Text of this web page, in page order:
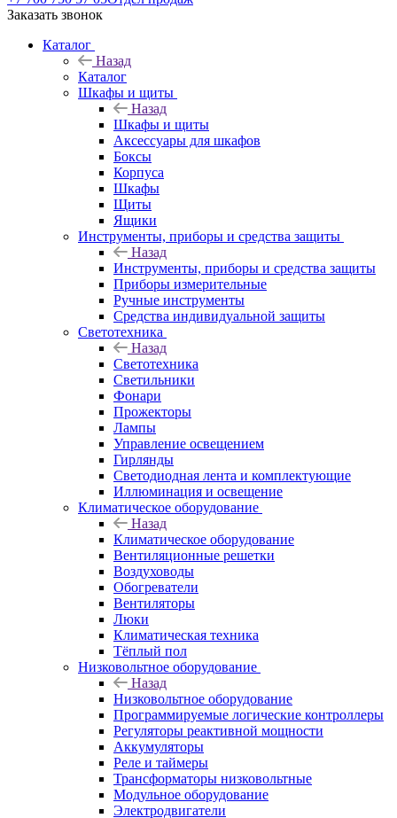
Заказать звонок
Каталог
Назад
Каталог
Шкафы и щиты
Назад
Шкафы и щиты
Аксессуары для шкафов
Боксы
Корпуса
Шкафы
Щиты
Ящики
Инструменты, приборы и средства защиты
Назад
Инструменты, приборы и средства защиты
Приборы измерительные
Ручные инструменты
Средства индивидуальной защиты
Светотехника
Назад
Светотехника
Светильники
Фонари
Прожекторы
Лампы
Управление освещением
Гирлянды
Светодиодная лента и комплектующие
Иллюминация и освещение
Климатическое оборудование
Назад
Климатическое оборудование
Вентиляционные решетки
Воздуховоды
Обогреватели
Вентиляторы
Люки
Климатическая техника
Тёплый пол
Низковольтное оборудование
Назад
Низковольтное оборудование
Программируемые логические контроллеры
Регуляторы реактивной мощности
Аккумуляторы
Реле и таймеры
Трансформаторы низковольтные
Модульное оборудование
Электродвигатели